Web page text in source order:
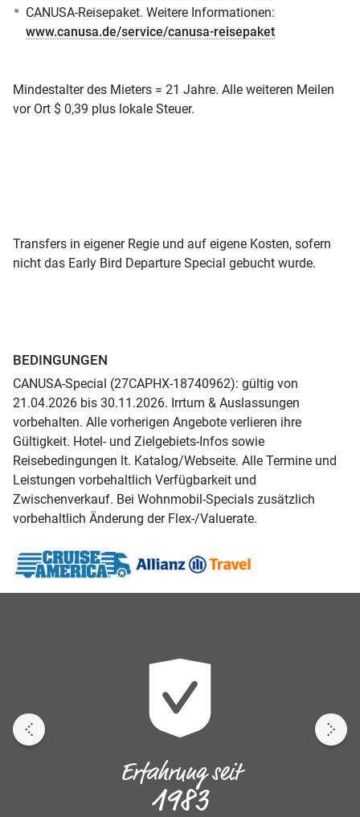
CANUSA-Reisepaket. Weitere Informationen:
www.canusa.de/service/canusa-reisepaket
Mindestalter des Mieters = 21 Jahre. Alle weiteren Meilen
vor Ort $ 0,39 plus lokale Steuer.
Transfers in eigener Regie und auf eigene Kosten, sofern
nicht das Early Bird Departure Special gebucht wurde.
BEDINGUNGEN
CANUSA-Special (27CAPHX-18740962): gültig von
21.04.2026 bis 30.11.2026. Irrtum & Auslassungen
vorbehalten. Alle vorherigen Angebote verlieren ihre
Gültigkeit. Hotel- und Zielgebiets-Infos sowie
Reisebedingungen lt. Katalog/Webseite. Alle Termine und
Leistungen vorbehaltlich Verfügbarkeit und
Zwischenverkauf. Bei Wohnmobil-Specials zusätzlich
vorbehaltlich Änderung der Flex-/Valuerate.
Erfahrung seit
1983